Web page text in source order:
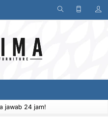
jawab 24 jam!